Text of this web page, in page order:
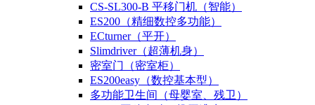
CS-SL300-B 平移门机（智能）
ES200（精细数控多功能）
ECturner（平开）
Slimdriver（超薄机身）
密室门（密室柜）
ES200easy（数控基本型）
多功能卫生间（母婴室、残卫）